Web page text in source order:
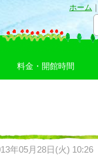
ホーム ｜
料金・開館時間
年05月28日(火) 10:26